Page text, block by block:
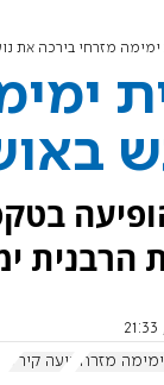
ימימה מזרחי בירכה את
הרבנית
מזרחי נועה קירל